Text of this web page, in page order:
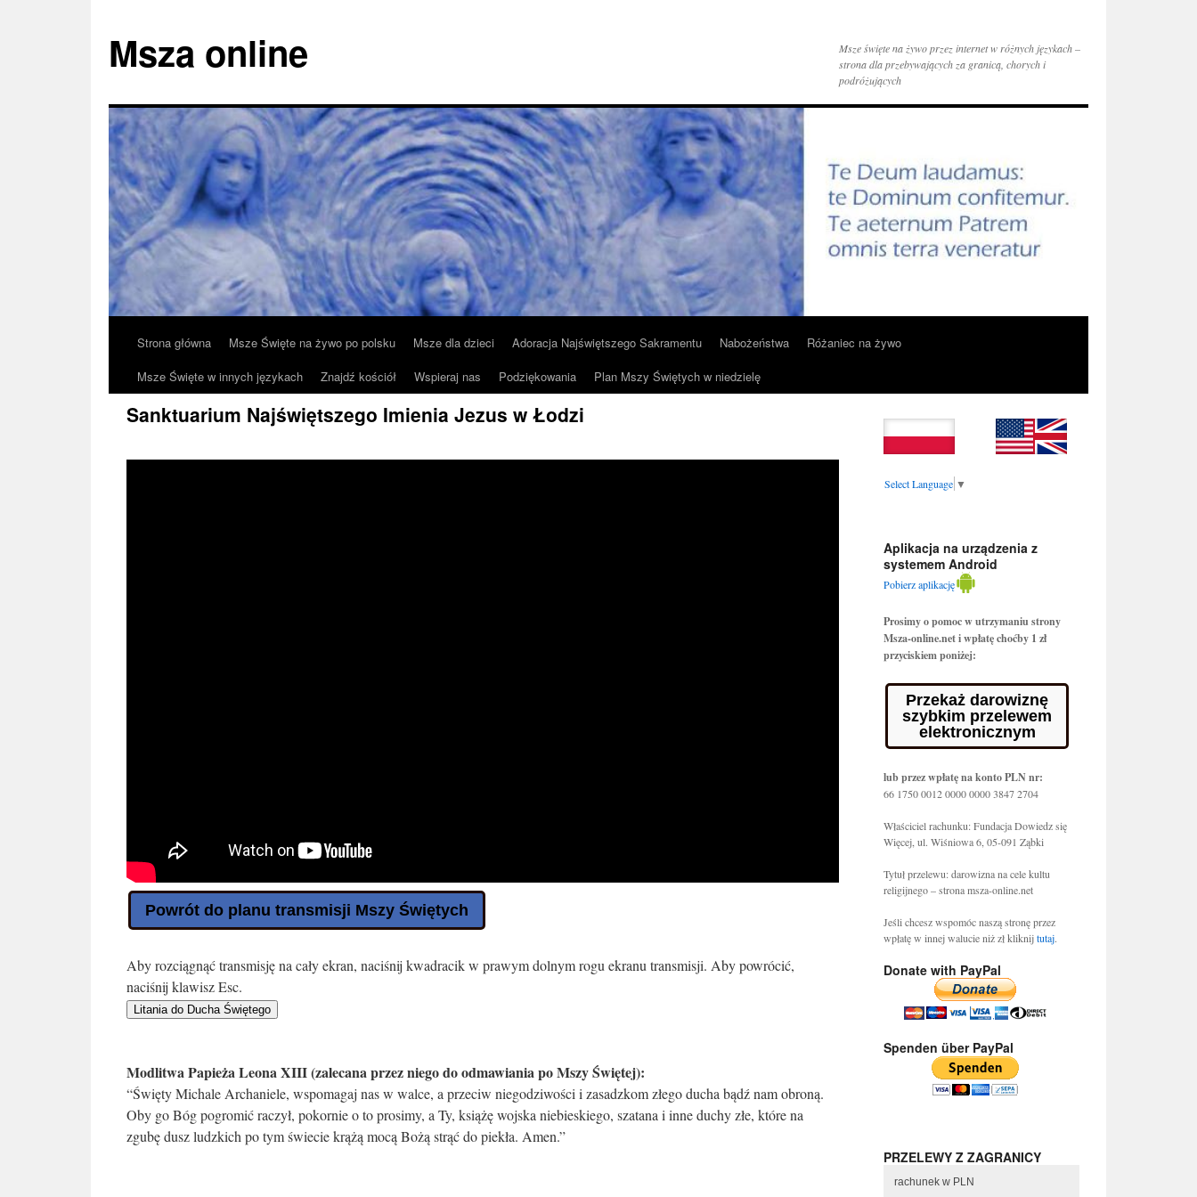
Msza online
Msze święte na żywo przez internet w różnych językach –
strona dla przebywających za granicą, chorych i
podróżujących
Strona główna Msze Święte na żywo po polsku Msze dla dzieci Adoracja Najświętszego Sakramentu Nabożeństwa
Różaniec na żywo
Msze Święte w innych językach
Znajdź kościół Wspieraj nas Podziękowania Plan Mszy Świętych w niedzielę
Sanktuarium Najświętszego Imienia Jezus w Łodzi
Powrót do planu transmisji Mszy Świętych
Aby rozciągnąć transmisję na cały ekran, naciśnij kwadracik w prawym dolnym rogu ekranu transmisji. Aby powrócić,
naciśnij klawisz Esc.
Litania do Ducha Świętego
Modlitwa Papieża Leona XIII (zalecana przez niego do odmawiania po Mszy Świętej):
“Święty Michale Archaniele, wspomagaj nas w walce, a przeciw niegodziwości i zasadzkom złego ducha bądź nam obroną.
Oby go Bóg pogromić raczył, pokornie o to prosimy, a Ty, książę wojska niebieskiego, szatana i inne duchy złe, które na
zgubę dusz ludzkich po tym świecie krążą mocą Bożą strąć do piekła. Amen.”
Select Language ▼
Aplikacja na urządzenia z
systemem Android
Pobierz aplikację
Prosimy o pomoc w utrzymaniu strony
Msza-online.net i wpłatę choćby 1 zł
przyciskiem poniżej:
Przekaż darowiznę
szybkim przelewem
elektronicznym
lub przez wpłatę na konto PLN nr:
66 1750 0012 0000 0000 3847 2704
Właściciel rachunku: Fundacja Dowiedz się
Więcej, ul. Wiśniowa 6, 05-091 Ząbki
Tytuł przelewu: darowizna na cele kultu
religijnego – strona msza-online.net
Jeśli chcesz wspomóc naszą stronę przez
wpłatę w innej walucie niż zł kliknijtutaj.
Donate with PayPal
Spenden über PayPal
PRZELEWY Z ZAGRANICY
rachunek w PLN